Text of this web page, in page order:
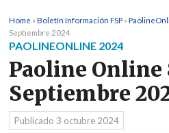
Dónde estamos
Noticias
Recursos
Media
Home »Boletín Información FSP »
Septiembre 2024
PAOLINEONLINE 2024
Paoline Online
Septiembre
Publicado 3 octubre 2024